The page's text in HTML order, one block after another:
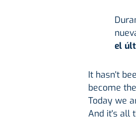
el
It hasn't
become
Today we
And it's all